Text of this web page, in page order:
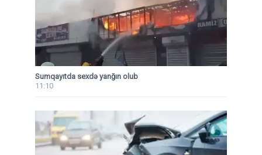
Sumqayıtda sexdə yanğın olub
11:10